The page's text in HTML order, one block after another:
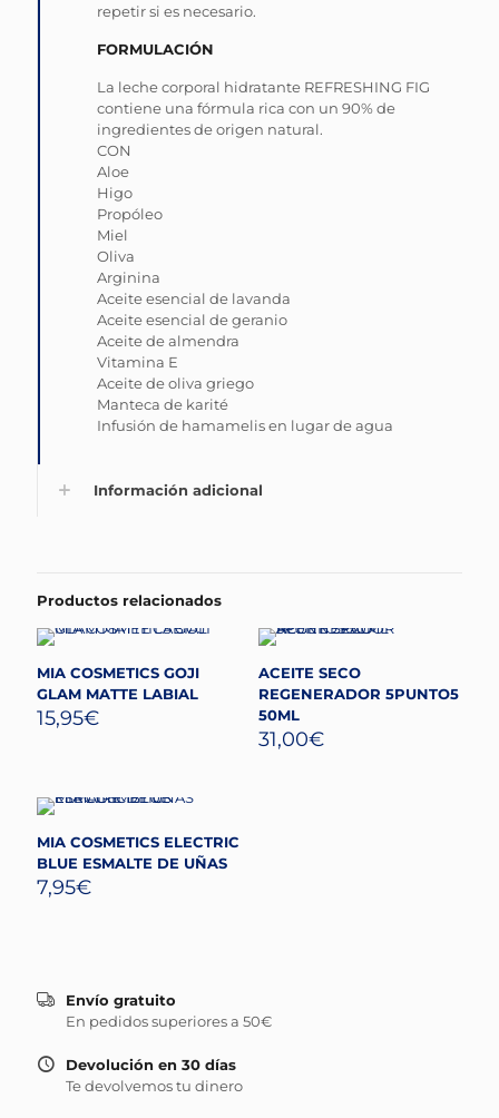
repetir si es necesario.
FORMULACIÓN
La leche corporal hidratante REFRESHING FIG
contiene una fórmula rica con un 90% de
ingredientes de origen natural.
CON
Aloe
Higo
Propóleo
Miel
Oliva
Arginina
Aceite esencial de lavanda
Aceite esencial de geranio
Aceite de almendra
Vitamina E
Aceite de oliva griego
Manteca de karité
Infusión de hamamelis en lugar de agua
Información adicional
Productos relacionados
MIA COSMETICS GOJI
GLAM MATTE LABIAL
15,95€
ACEITE SECO
REGENERADOR 5PUNTO5
50ML
31,00€
MIA COSMETICS ELECTRIC
BLUE ESMALTE DE UÑAS
7,95€
Envío gratuito
En pedidos superiores a 50€
Devolución en 30 días
Te devolvemos tu dinero